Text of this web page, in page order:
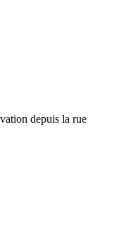
depuis la rue